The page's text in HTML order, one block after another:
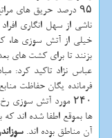
۹۵ درصد حریق های
ناشی از سهل انگاری
خیلی از آتش سوزی ها،
بزنند تا برای کشت های
عباس نژاد تاکید کرد:
ها بموقع اطفا شده اند
آن مناطق بوده اند.